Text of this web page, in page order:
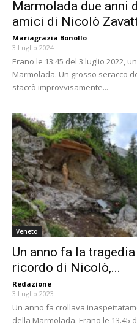
Marmolada due anni
amici di Nicolò
Mariagrazia Bonollo -
3 Luglio 2024
Erano le 13:45 del 3 luglio 2022,
Marmolada. Un grosso seracco
staccò improvvisamente...
Veneto
Un anno fa la
ricordo di Nicolò,...
Redazione -
3 Luglio 2023
Un anno fa crollava
della Marmolada. Erano le 13.45